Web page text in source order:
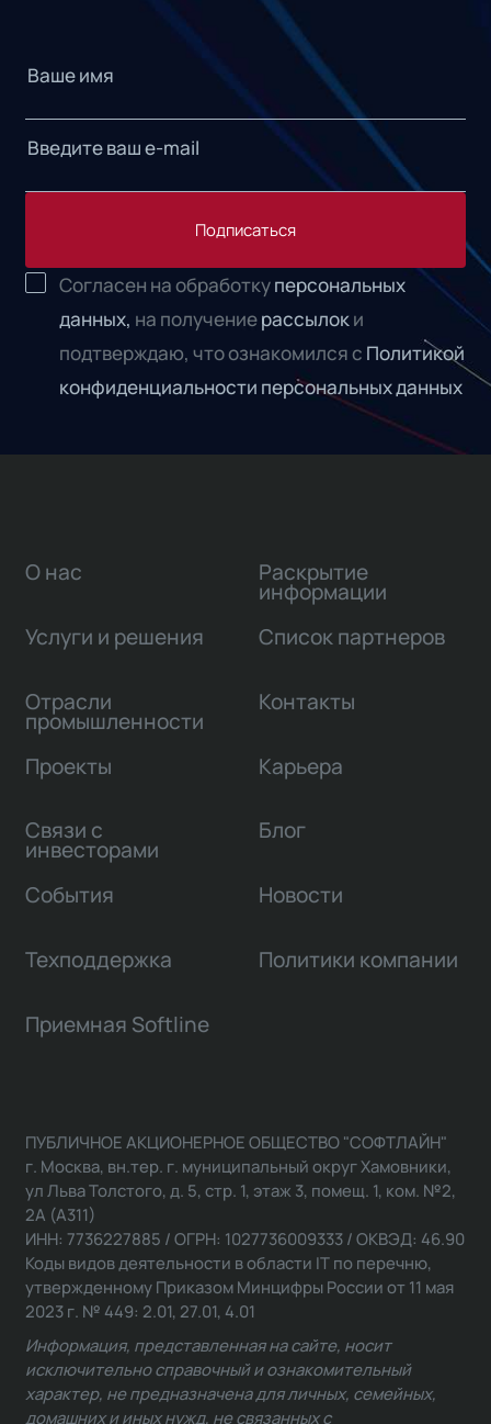
Подписаться
Согласен на обработкуперсональных
данных, на получениерассылоки
подтверждаю, что ознакомился с Политикой
конфиденциальности персональных данных
О нас
Услуги и решения
Отрасли
промышленности
Проекты
Связи с
инвесторами
Раскрытие
информации
Список партнеров
Контакты
Карьера
Блог
События Новости
Техподдержка Политики компании
Приемная Softline
ПУБЛИЧНОЕ АКЦИОНЕРНОЕ ОБЩЕСТВО "СОФТЛАЙН"
г. Москва, вн.тер. г. муниципальный округ Хамовники,
ул Льва Толстого, д. 5, стр. 1, этаж 3, помещ. 1, ком. №2,
2А (А311)
ИНН: 7736227885 / ОГРН: 1027736009333 / ОКВЭД: 46.90
Коды видов деятельности в области IT по перечню,
утвержденному Приказом Минцифры России от 11 мая
2023 г. № 449: 2.01, 27.01, 4.01
Информация, представленная на сайте, носит
исключительно справочный и ознакомительный
характер, не предназначена для личных, семейных,
домашних и иных нужд, не связанных с